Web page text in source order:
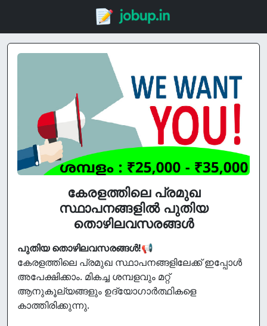
കേരളത്തിലെ പ്രമുഖ
സ്ഥാപനങ്ങളിൽ പുതിയ
തൊഴിലവസരങ്ങൾ
പുതിയ തൊഴിലവസരങ്ങൾ!📢
കേരളത്തിലെ പ്രമുഖ സ്ഥാപനങ്ങളിലേക്ക് ഇപ്പോൾ
അപേക്ഷിക്കാം. മികച്ച ശമ്പളവും മറ്റ്
ആനുകൂല്യങ്ങളും ഉദ്യോഗാർത്ഥികളെ
കാത്തിരിക്കുന്നു.